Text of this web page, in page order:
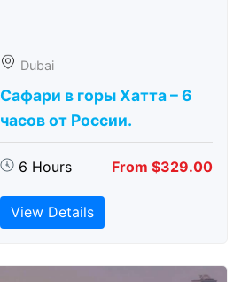
Dubai
Сафари в горы Хатта – 6
часов от России.
6 Hours From $329.00
View Details